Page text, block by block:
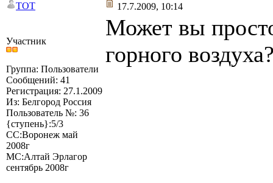
TOT 17.7.2009, 10:14
Участник
Группа: Пользователи
Сообщений: 41
Регистрация: 27.1.2009
Из: Белгород Россия
Пользователь №: 36
{ступень}:5/3
СС:Воронеж май
2008г
МС:Алтай Эрлагор
сентябрь 2008г
Может вы
горного